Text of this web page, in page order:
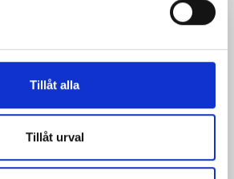
Tillåt alla
Tillåt urval
in the app and start your parking session,
that Parkman is listed as the parking